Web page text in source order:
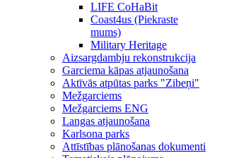
LIFE CoHaBit
Coast4us (Piekraste
mums)
Military Heritage
Aizsargdambju rekonstrukcija
Garciema kāpas atjaunošana
Aktīvās atpūtas parks "Zibeņi"
Mežgarciems
Mežgarciems ENG
Langas atjaunošana
Karlsona parks
Attīstības plānošanas dokumenti